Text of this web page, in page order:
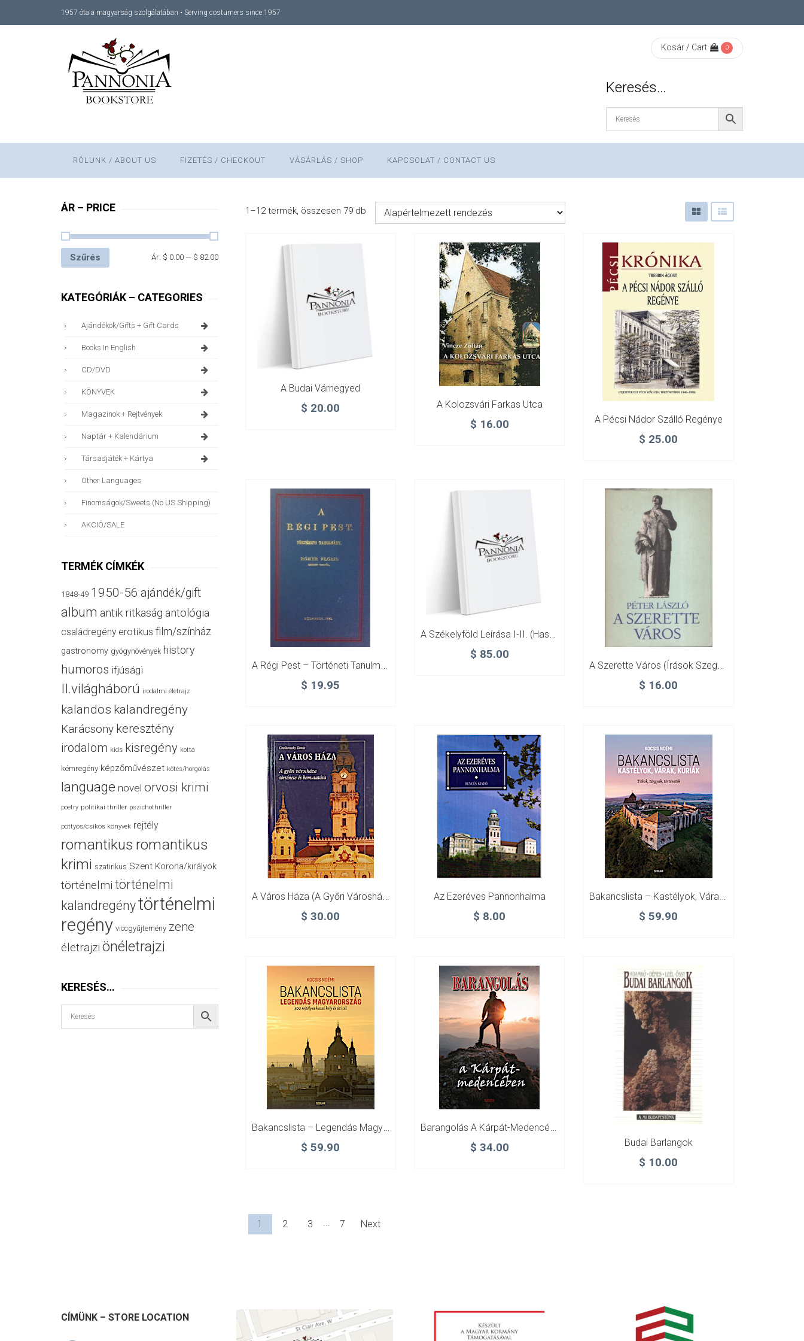
1957 óta a magyarság szolgálatában • Serving costumers since 1957
Kosár / Cart 0
Keresés…
RÓLUNK / ABOUT US FIZETÉS / CHECKOUT VÁSÁRLÁS / SHOP KAPCSOLAT / CONTACT US
1–12 termék, összesen 79 db
A Budai Várnegyed
$ 20.00 A Kolozsvári Farkas Utca
$ 16.00 A Pécsi Nádor Szálló Regénye
$ 25.00
$ 19.95
$ 85.00
$ 16.00
$ 30.00
Az Ezeréves Pannonhalma
$ 8.00 $ 59.90
Bakancslista – Legendás Magyarország
$ 59.90 $ 34.00 Budai Barlangok
$ 10.00
1 2 3 ... 7 Next
ÁR – PRICE
Szűrés Ár: $ 0.00— $ 82.00
KATEGÓRIÁK – CATEGORIES
Ajándékok/gifts + Gift Cards
Books In English
CD/DVD
KÖNYVEK
Magazinok + Rejtvények
Naptár + Kalendárium
Társasjáték + Kártya
Other Languages
Finomságok/sweets (no US Shipping)
AKCIÓ/SALE
TERMÉK CÍMKÉK
1848-49 1950-56 ajándék/gift
album antik ritkaság antológia
családregény erotikus film/színház
gastronomy gyógynövények history
humoros ifjúsági
II.világháború irodalmi életrajz
kalandos kalandregény
Karácsony keresztény
irodalom kids kisregény kotta
kémregény képzőművészet kötés/horgolás
language novel orvosi krimi
poetry politikai thriller pszichothriller
pöttyös/csíkos könyvek rejtély
romantikus romantikus
krimi szatirikus Szent Korona/királyok
történelmi történelmi
kalandregénytörténelmi
regény viccgyűjtemény zene
életrajzi önéletrajzi
KERESÉS…
CÍMÜNK – STORE LOCATION